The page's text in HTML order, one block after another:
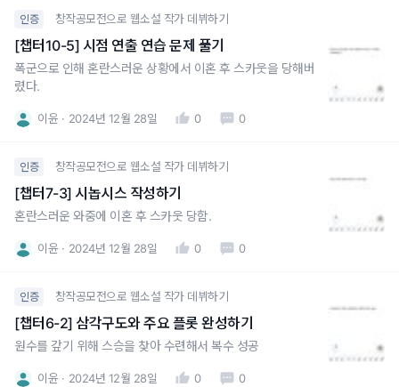
인증 창작공모전으로 웹소설 작가 데뷔하기
[챕터10-5] 시점 연출 연습 문제 풀기
폭군으로 인해 혼란스러운 상황에서 이혼 후 스카웃을 당해버
렸다.
이윤 2024년 12월 28일 0 0
인증 창작공모전으로 웹소설 작가 데뷔하기
[챕터7-3] 시놉시스 작성하기
혼란스러운 와중에 이혼 후 스카웃 당함.
이윤 2024년 12월 28일 0 0
인증 창작공모전으로 웹소설 작가 데뷔하기
[챕터6-2] 삼각구도와 주요 플롯 완성하기
원수를 갚기 위해 스승을 찾아 수련해서 복수 성공
이윤 2024년 12월 28일 0 0